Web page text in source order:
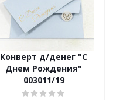
Конверт д/денег "С
Днем Рождения"
003011/19